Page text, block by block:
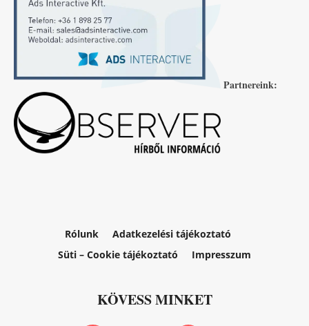
Partnereink:
Rólunk
Adatkezelési tájékoztató
Süti – Cookie tájékoztató
Impresszum
KÖVESS MINKET